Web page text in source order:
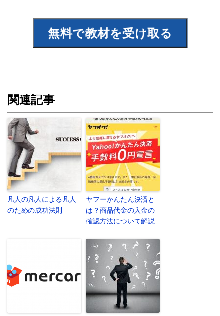
関連記事
凡人の凡人による凡人
のための成功法則
ヤフーかんたん決済と
は？商品代金の入金の
確認方法について解説